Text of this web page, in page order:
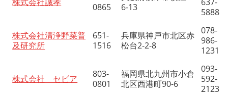
0865
6-13
5888
株式会社清浄野菜普
及研究所
651-
1516
兵庫県神戸市北区赤
松台2-2-8
078-
986-
1231
株式会社 セビア
803-
0801
福岡県北九州市小倉
北区西港町90-6
093-
592-
2123